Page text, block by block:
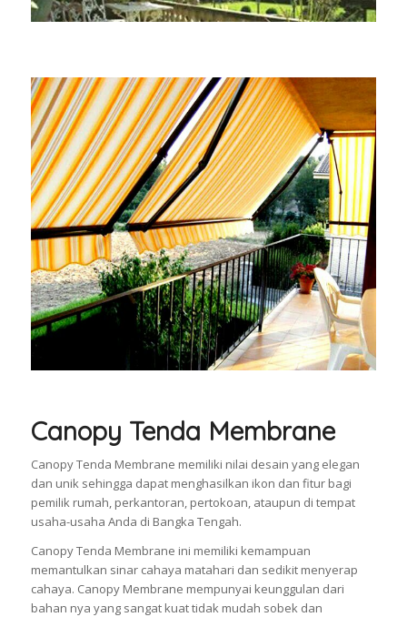
Canopy Tenda Membrane
Canopy Tenda Membrane memiliki nilai desain yang elegan
dan unik sehingga dapat menghasilkan ikon dan fitur bagi
pemilik rumah, perkantoran, pertokoan, ataupun di tempat
usaha-usaha Anda di Bangka Tengah.
Canopy Tenda Membrane ini memiliki kemampuan
memantulkan sinar cahaya matahari dan sedikit menyerap
cahaya. Canopy Membrane mempunyai keunggulan dari
bahan nya yang sangat kuat tidak mudah sobek dan